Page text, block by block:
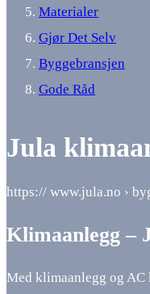
Materialer
Gjør Det Selv
Byggebransjen
Gode Råd
Jula
https:// www.jula.no ›
Klimaanlegg –
Med klimaanlegg og AC